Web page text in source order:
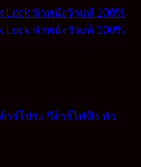
าร์โปร่ง กีต้าร์ไฟฟ้า หัว